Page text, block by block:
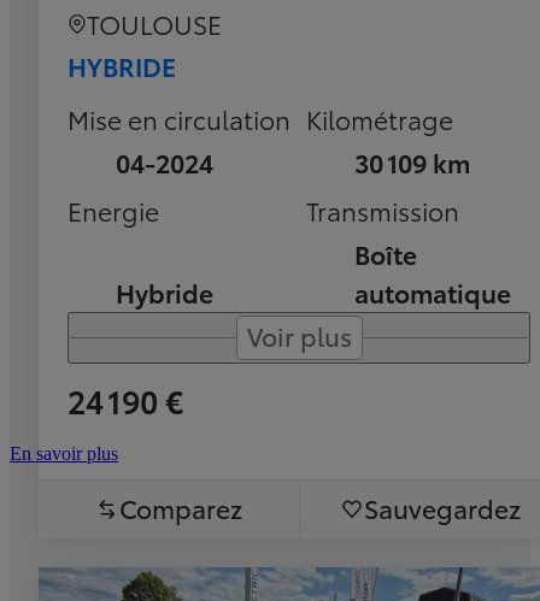
TOULOUSE
HYBRIDE
Mise en circulation
04-2024
Kilométrage
30 109 km
Energie
Hybride
Transmission
Boîte
automatique
Voir plus
24 190 €
En savoir plus
Comparez Sauvegardez